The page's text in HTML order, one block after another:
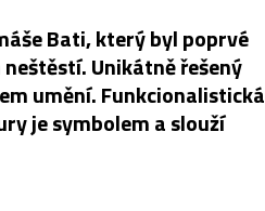
Bati, který byl poprvé
Unikátně řešený
umění. Funkcionalistická
je symbolem a slouží